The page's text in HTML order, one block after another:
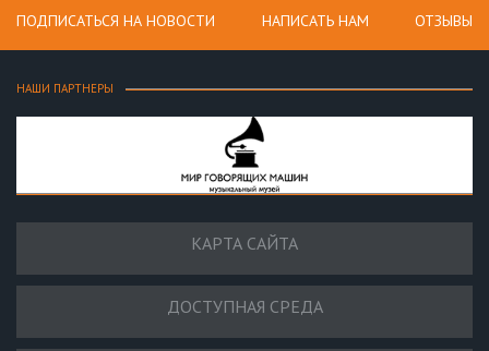
ПОДПИСАТЬСЯ НА НОВОСТИ НАПИСАТЬ НАМ ОТЗЫВЫ
НАШИ ПАРТНЕРЫ
КАРТА САЙТА
ДОСТУПНАЯ СРЕДА